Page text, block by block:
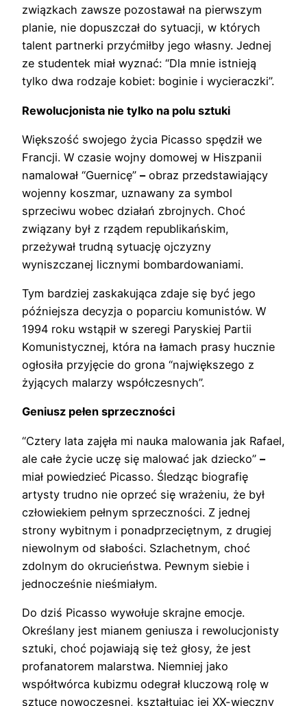
związkach zawsze pozostawał na pierwszym
planie, nie dopuszczał do sytuacji, w których
talent partnerki przyćmiłby jego własny. Jednej
ze studentek miał wyznać: “Dla mnie istnieją
tylko dwa rodzaje kobiet: boginie i wycieraczki”.
Rewolucjonista nie tylko na polu sztuki
Większość swojego życia Picasso spędził we
Francji. W czasie wojny domowej w Hiszpanii
namalował “Guernicę” –obraz przedstawiający
wojenny koszmar, uznawany za symbol
sprzeciwu wobec działań zbrojnych. Choć
związany był z rządem republikańskim,
przeżywał trudną sytuację ojczyzny
wyniszczanej licznymi bombardowaniami.
Tym bardziej zaskakująca zdaje się być jego
późniejsza decyzja o poparciu komunistów. W
1994 roku wstąpił w szeregi Paryskiej Partii
Komunistycznej, która na łamach prasy hucznie
ogłosiła przyjęcie do grona “największego z
żyjących malarzy współczesnych”.
Geniusz pełen sprzeczności
“Cztery lata zajęła mi nauka malowania jak Rafael,
ale całe życie uczę się malować jak dziecko” –
miał powiedzieć Picasso. Śledząc biografię
artysty trudno nie oprzeć się wrażeniu, że był
człowiekiem pełnym sprzeczności. Z jednej
strony wybitnym i ponadprzeciętnym, z drugiej
niewolnym od słabości. Szlachetnym, choć
zdolnym do okrucieństwa. Pewnym siebie i
jednocześnie nieśmiałym.
Do dziś Picasso wywołuje skrajne emocje.
Określany jest mianem geniusza i rewolucjonisty
sztuki, choć pojawiają się też głosy, że jest
profanatorem malarstwa. Niemniej jako
współtwórca kubizmu odegrał kluczową rolę w
sztuce nowoczesnej, kształtując jej XX-wieczny